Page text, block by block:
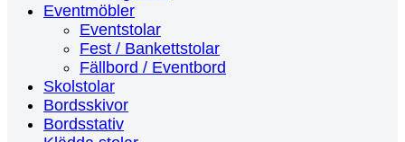
Eventmöbler
Eventstolar
Fest / Bankettstolar
Fällbord / Eventbord
Skolstolar
Bordsskivor
Bordsstativ